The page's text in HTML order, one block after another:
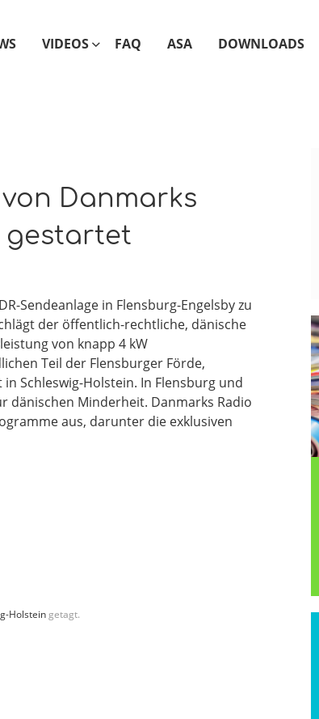
VIDEOS FAQ ASA DOWNLOADS
Danmarks
gestartet
Sendeanlage in Flensburg-Engelsby zu
der öffentlich-rechtliche, dänische
von knapp 4 kW
Teil der Flensburger Förde,
Schleswig-Holstein. In Flensburg und
dänischen Minderheit. Danmarks Radio
aus, darunter die exklusiven
Holstein getagt.